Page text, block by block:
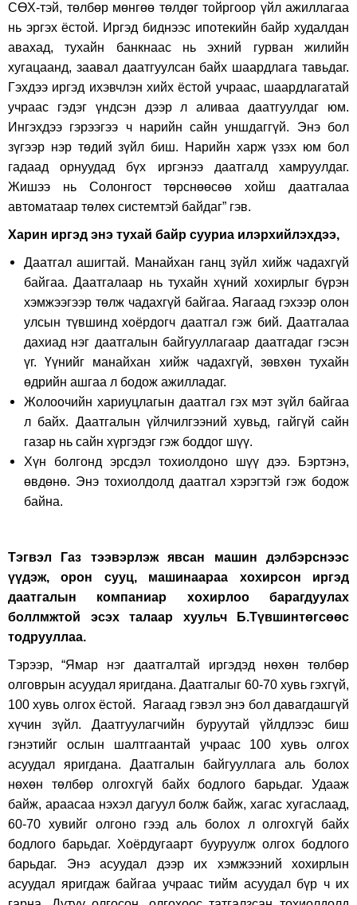
СӨХ-тэй, төлбөр мөнгөө төлдөг тойргоор үйл ажиллагаа
нь эргэх ёстой. Иргэд биднээс ипотекийн байр худалдан
авахад, тухайн банкнаас нь эхний гурван жилийн
хугацаанд, заавал даатгуулсан байх шаардлага тавьдаг.
Гэхдээ иргэд ихэвчлэн хийх ёстой учраас, шаардлагатай
учраас гэдэг үндсэн дээр л аливаа даатгуулдаг юм.
Ингэхдээ гэрээгээ ч нарийн сайн уншдаггүй. Энэ бол
зүгээр нэр төдий зүйл биш. Нарийн харж үзэх юм бол
гадаад орнуудад бүх иргэнээ даатгалд хамруулдаг.
Жишээ нь Солонгост төрснөөсөө хойш даатгалаа
автоматаар төлөх системтэй байдаг” гэв.
Харин иргэд энэ тухай байр сууриа илэрхийлэхдээ,
Даатгал ашигтай. Манайхан ганц зүйл хийж чадахгүй
байгаа. Даатгалаар нь тухайн хүний хохирлыг бүрэн
хэмжээгээр төлж чадахгүй байгаа. Яагаад гэхээр олон
улсын түвшинд хоёрдогч даатгал гэж бий. Даатгалаа
дахиад нэг даатгалын байгууллагаар даатгадаг гэсэн
үг. Үүнийг манайхан хийж чадахгүй, зөвхөн тухайн
өдрийн ашгаа л бодож ажилладаг.
Жолоочийн хариуцлагын даатгал гэх мэт зүйл байгаа
л байх. Даатгалын үйлчилгээний хувьд, гайгүй сайн
газар нь сайн хүргэдэг гэж боддог шүү.
Хүн болгонд эрсдэл тохиолдоно шүү дээ. Бэртэнэ,
өвдөнө. Энэ тохиолдолд даатгал хэрэгтэй гэж бодож
байна.
Тэгвэл Газ тээвэрлэж явсан машин дэлбэрснээс
үүдэж, орон сууц, машинаараа хохирсон иргэд
даатгалын компаниар хохирлоо барагдуулах
боллмжтой эсэх талаар хуульч Б.Түвшинтөгсөөс
тодрууллаа.
Тэрээр, “Ямар нэг даатгалтай иргэдэд нөхөн төлбөр
олговрын асуудал яригдана. Даатгалыг 60-70 хувь гэхгүй,
100 хувь олгох ёстой. Яагаад гэвэл энэ бол давагдашгүй
хүчин зүйл. Даатгуулагчийн буруутай үйлдлээс биш
гэнэтийг ослын шалтгаантай учраас 100 хувь олгох
асуудал яригдана. Даатгалын байгууллага аль болох
нөхөн төлбөр олгохгүй байх бодлого барьдаг. Удааж
байж, араасаа нэхэл дагуул болж байж, хагас хугаслаад,
60-70 хувийг олгоно гээд аль болох л олгохгүй байх
бодлого барьдаг. Хоёрдугаарт бууруулж олгох бодлого
барьдаг. Энэ асуудал дээр их хэмжээний хохирлын
асуудал яригдаж байгаа учраас тийм асуудал бүр ч их